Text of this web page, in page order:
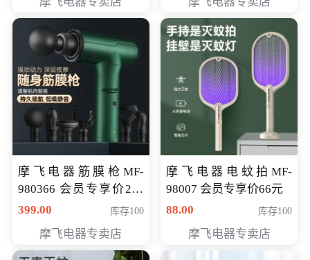
摩飞电器筋膜枪MF-
980366 会员专享价299
元
399.00 库存100
摩飞电器专卖店
摩飞电器电蚊拍MF-
98007 会员专享价66元
88.00
库存100
摩飞电器专卖店